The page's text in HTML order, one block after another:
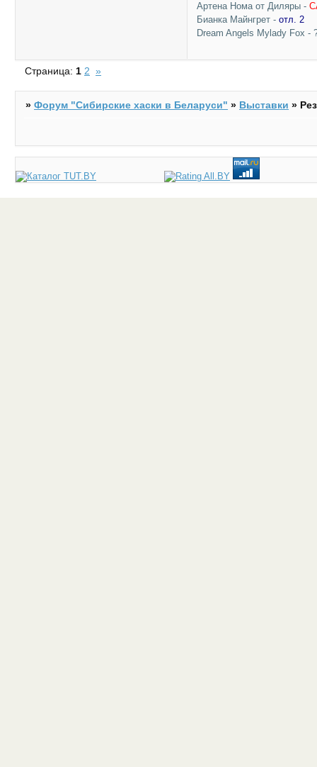
Артена Нома от Диляры -
Бианка Майнгрет -отл. 2
Dream Angels Mylady Fox -
Страница: 1 2 »
»Форум "Cибирские хаски в Беларуси" » Выставки »